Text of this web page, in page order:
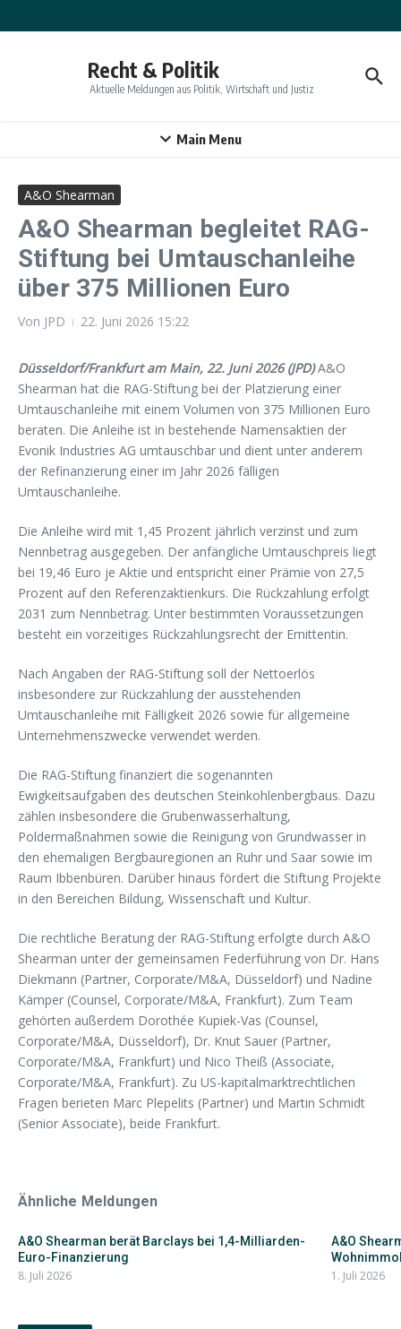
Recht & Politik
Aktuelle Meldungen aus Politik, Wirtschaft und Justiz
Main Menu
A&O Shearman
A&O Shearman begleitet RAG-
Stiftung bei Umtauschanleihe
über 375 Millionen Euro
Von JPD 22. Juni 2026 15:22
Düsseldorf/Frankfurt am Main, 22. Juni 2026 (JPD)A&O
Shearman hat die RAG-Stiftung bei der Platzierung einer
Umtauschanleihe mit einem Volumen von 375 Millionen Euro
beraten. Die Anleihe ist in bestehende Namensaktien der
Evonik Industries AG umtauschbar und dient unter anderem
der Refinanzierung einer im Jahr 2026 fälligen
Umtauschanleihe.
Die Anleihe wird mit 1,45 Prozent jährlich verzinst und zum
Nennbetrag ausgegeben. Der anfängliche Umtauschpreis liegt
bei 19,46 Euro je Aktie und entspricht einer Prämie von 27,5
Prozent auf den Referenzaktienkurs. Die Rückzahlung erfolgt
2031 zum Nennbetrag. Unter bestimmten Voraussetzungen
besteht ein vorzeitiges Rückzahlungsrecht der Emittentin.
Nach Angaben der RAG-Stiftung soll der Nettoerlös
insbesondere zur Rückzahlung der ausstehenden
Umtauschanleihe mit Fälligkeit 2026 sowie für allgemeine
Unternehmenszwecke verwendet werden.
Die RAG-Stiftung finanziert die sogenannten
Ewigkeitsaufgaben des deutschen Steinkohlenbergbaus. Dazu
zählen insbesondere die Grubenwasserhaltung,
Poldermaßnahmen sowie die Reinigung von Grundwasser in
den ehemaligen Bergbauregionen an Ruhr und Saar sowie im
Raum Ibbenbüren. Darüber hinaus fördert die Stiftung Projekte
in den Bereichen Bildung, Wissenschaft und Kultur.
Die rechtliche Beratung der RAG-Stiftung erfolgte durch A&O
Shearman unter der gemeinsamen Federführung von Dr. Hans
Diekmann (Partner, Corporate/M&A, Düsseldorf) und Nadine
Kämper (Counsel, Corporate/M&A, Frankfurt). Zum Team
gehörten außerdem Dorothée Kupiek-Vas (Counsel,
Corporate/M&A, Düsseldorf), Dr. Knut Sauer (Partner,
Corporate/M&A, Frankfurt) und Nico Theiß (Associate,
Corporate/M&A, Frankfurt). Zu US-kapitalmarktrechtlichen
Fragen berieten Marc Plepelits (Partner) und Martin Schmidt
(Senior Associate), beide Frankfurt.
Ähnliche Meldungen
A&O Shearman berät Barclays bei 1,4-Milliarden-
Euro-Finanzierung
8. Juli 2026
A&O
1. Juli 2026